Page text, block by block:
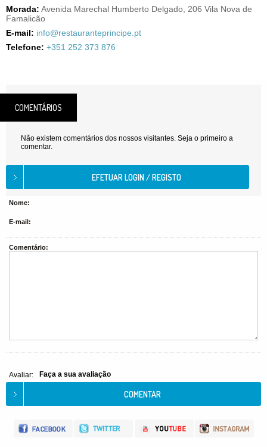
Morada: Avenida Marechal Humberto Delgado, 206 Vila Nova de
Famalicão
E-mail: info@restauranteprincipe.pt
Telefone: +351 252 373 876
COMENTÁRIOS
Não existem comentários dos nossos visitantes. Seja o primeiro a
comentar.
Nome:
E-mail:
Comentário:
Avaliar: Faça a sua avaliação